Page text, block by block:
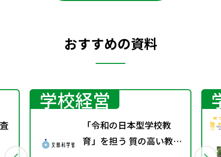
おすすめの資料
学校経営
「令和の日本型学校教
育」を担う 質の高い教師